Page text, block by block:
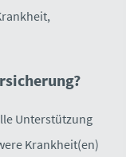
Unterstützung
Krankheit(en)